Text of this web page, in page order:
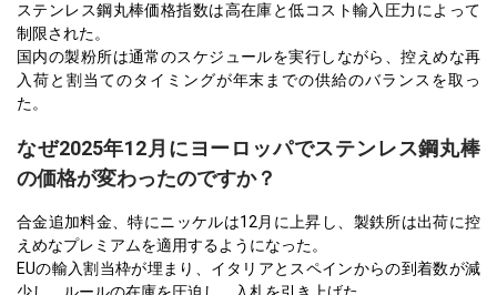
ステンレス鋼丸棒価格指数は高在庫と低コスト輸入圧力によって
制限された。
国内の製粉所は通常のスケジュールを実行しながら、控えめな再
入荷と割当てのタイミングが年末までの供給のバランスを取っ
た。
なぜ2025年12月にヨーロッパでステンレス鋼丸棒
の価格が変わったのですか？
合金追加料金、特にニッケルは12月に上昇し、製鉄所は出荷に控
えめなプレミアムを適用するようになった。
EUの輸入割当枠が埋まり、イタリアとスペインからの到着数が減